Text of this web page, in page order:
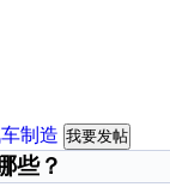
制造 我要发帖
些？